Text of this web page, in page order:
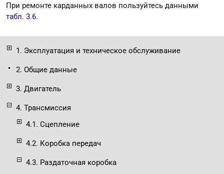
1. Эксплуатация и техническое обслуживание
2. Общие данные
3. Двигатель
4. Трансмиссия
4.1. Сцепление
4.2. Коробка передач
4.3. Раздаточная коробка
При ремонте карданных валов пользуйтесь данными
табл. 3.6.